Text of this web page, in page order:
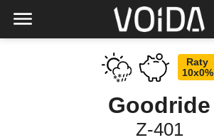
Raty
10x0%
Goodride
Z-401